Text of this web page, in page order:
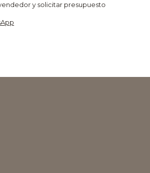
y solicitar presupuesto